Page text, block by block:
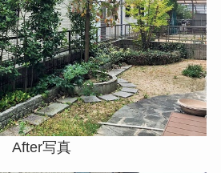
After写真